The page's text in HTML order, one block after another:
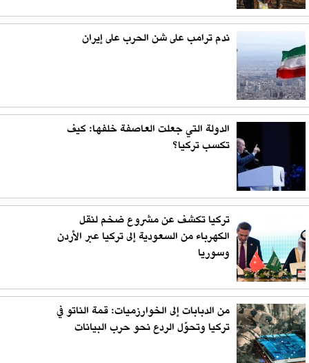
ندم ترامب على شن الحرب على إيران
الدولة التي جعلت العاصفة خلفها: كيف
تكسب تركيا؟
تركيا تكشف عن مشروع ضخم لنقل
الكهرباء من السعودية إلى تركيا عبر الأردن
وسوريا
من الدبابات إلى الخوارزميات: قمة الناتو في
تركيا وتحوّل الردع نحو حرب البيانات